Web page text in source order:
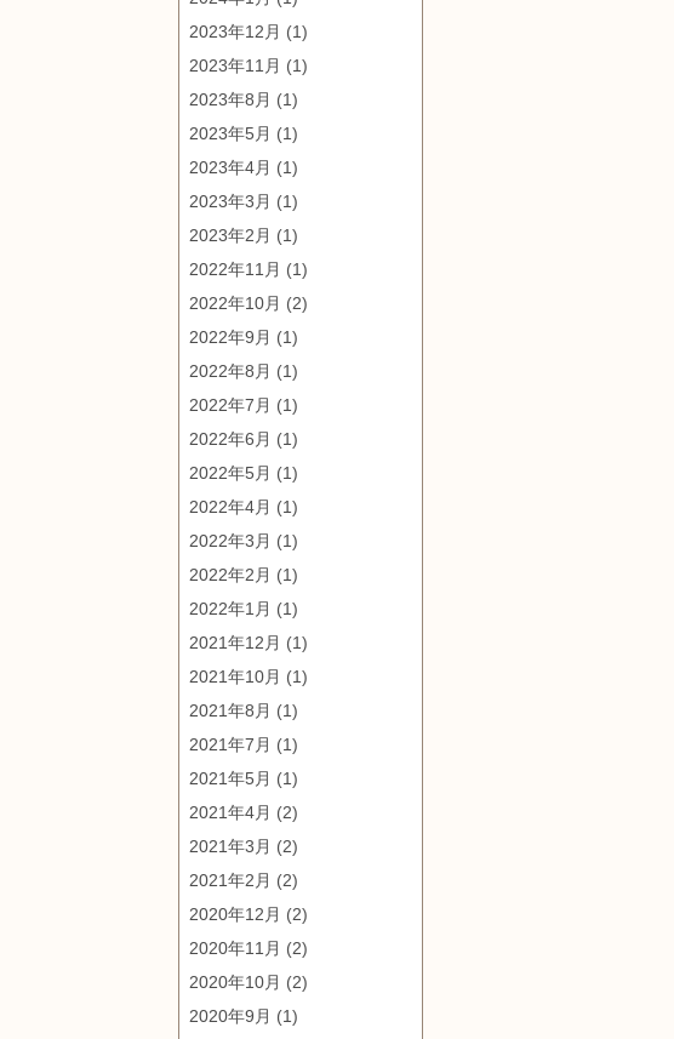
2023年12月 (1)
2023年11月 (1)
2023年8月 (1)
2023年5月 (1)
2023年4月 (1)
2023年3月 (1)
2023年2月 (1)
2022年11月 (1)
2022年10月 (2)
2022年9月 (1)
2022年8月 (1)
2022年7月 (1)
2022年6月 (1)
2022年5月 (1)
2022年4月 (1)
2022年3月 (1)
2022年2月 (1)
2022年1月 (1)
2021年12月 (1)
2021年10月 (1)
2021年8月 (1)
2021年7月 (1)
2021年5月 (1)
2021年4月 (2)
2021年3月 (2)
2021年2月 (2)
2020年12月 (2)
2020年11月 (2)
2020年10月 (2)
2020年9月 (1)